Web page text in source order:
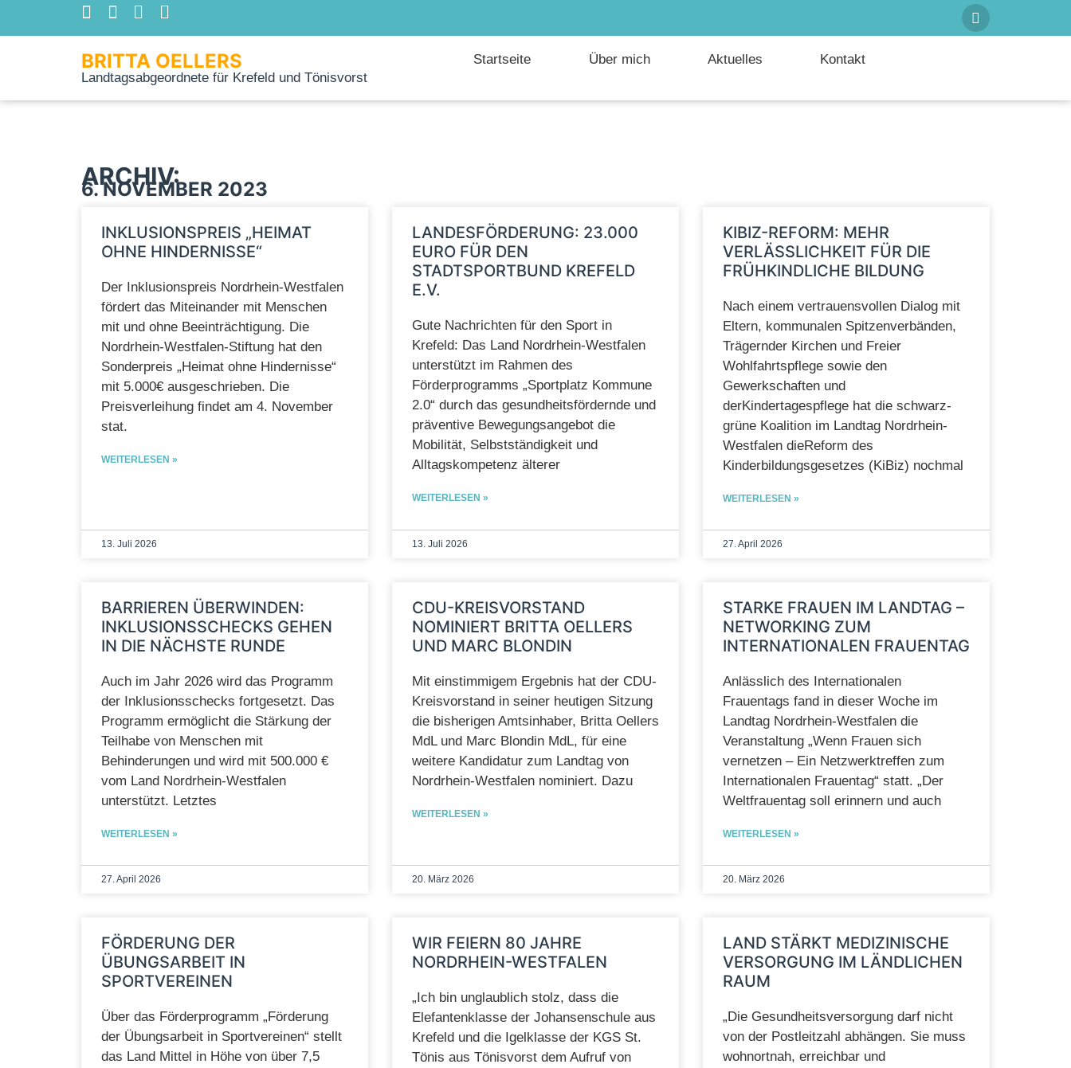
BRITTA OELLERS
Landtagsabgeordnete für Krefeld und Tönisvorst
Startseite Über mich Aktuelles Kontakt
ARCHIV:
6. NOVEMBER 2023
INKLUSIONSPREIS „HEIMAT
OHNE HINDERNISSE“
Der Inklusionspreis Nordrhein-Westfalen
fördert das Miteinander mit Menschen
mit und ohne Beeinträchtigung. Die
Nordrhein-Westfalen-Stiftung hat den
Sonderpreis „Heimat ohne Hindernisse“
mit 5.000€ ausgeschrieben. Die
Preisverleihung findet am 4. November
stat.
WEITERLESEN »
13. Juli 2026
LANDESFÖRDERUNG: 23.000
EURO FÜR DEN
STADTSPORTBUND KREFELD
E.V.
Gute Nachrichten für den Sport in
Krefeld: Das Land Nordrhein-Westfalen
unterstützt im Rahmen des
Förderprogramms „Sportplatz Kommune
2.0“ durch das gesundheitsfördernde und
präventive Bewegungsangebot die
Mobilität, Selbstständigkeit und
Alltagskompetenz älterer
WEITERLESEN »
13. Juli 2026
KIBIZ-REFORM: MEHR
VERLÄSSLICHKEIT FÜR DIE
FRÜHKINDLICHE BILDUNG
Nach einem vertrauensvollen Dialog mit
Eltern, kommunalen Spitzenverbänden,
Trägernder Kirchen und Freier
Wohlfahrtspflege sowie den
Gewerkschaften und
derKindertagespflege hat die schwarz-
grüne Koalition im Landtag Nordrhein-
Westfalen dieReform des
Kinderbildungsgesetzes (KiBiz) nochmal
WEITERLESEN »
27. April 2026
BARRIEREN ÜBERWINDEN:
INKLUSIONSSCHECKS GEHEN
IN DIE NÄCHSTE RUNDE
Auch im Jahr 2026 wird das Programm
der Inklusionsschecks fortgesetzt. Das
Programm ermöglicht die Stärkung der
Teilhabe von Menschen mit
Behinderungen und wird mit 500.000 €
vom Land Nordrhein-Westfalen
unterstützt. Letztes
WEITERLESEN »
27. April 2026
CDU-KREISVORSTAND
NOMINIERT BRITTA OELLERS
UND MARC BLONDIN
Mit einstimmigem Ergebnis hat der CDU-
Kreisvorstand in seiner heutigen Sitzung
die bisherigen Amtsinhaber, Britta Oellers
MdL und Marc Blondin MdL, für eine
weitere Kandidatur zum Landtag von
Nordrhein-Westfalen nominiert. Dazu
WEITERLESEN »
20. März 2026
STARKE FRAUEN IM LANDTAG –
NETWORKING ZUM
INTERNATIONALEN FRAUENTAG
Anlässlich des Internationalen
Frauentags fand in dieser Woche im
Landtag Nordrhein‑Westfalen die
Veranstaltung „Wenn Frauen sich
vernetzen – Ein Netzwerktreffen zum
Internationalen Frauentag“ statt. „Der
Weltfrauentag soll erinnern und auch
WEITERLESEN »
20. März 2026
FÖRDERUNG DER
ÜBUNGSARBEIT IN
SPORTVEREINEN
Über das Förderprogramm „Förderung
der Übungsarbeit in Sportvereinen“ stellt
das Land Mittel in Höhe von über 7,5
WIR FEIERN 80 JAHRE
NORDRHEIN-WESTFALEN
„Ich bin unglaublich stolz, dass die
Elefantenklasse der Johansenschule aus
Krefeld und die Igelklasse der KGS St.
Tönis aus Tönisvorst dem Aufruf von
LAND STÄRKT MEDIZINISCHE
VERSORGUNG IM LÄNDLICHEN
RAUM
„Die Gesundheitsversorgung darf nicht
von der Postleitzahl abhängen. Sie muss
wohnortnah, erreichbar und